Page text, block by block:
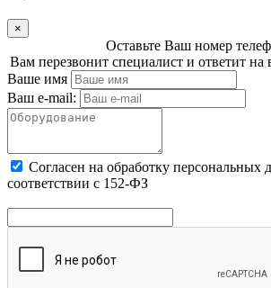
×
Оставьте Ваш номер
Вам перезвонит специалист и ответит
Ваше имя
Ваш e-mail:
Cогласен на обработку персональных
соответствии с 152-ФЗ